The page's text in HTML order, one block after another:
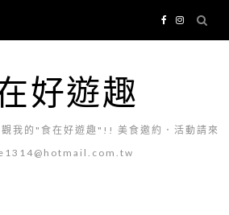
好遊趣
我的"食在好遊趣"!! 美食邀約．活動請來